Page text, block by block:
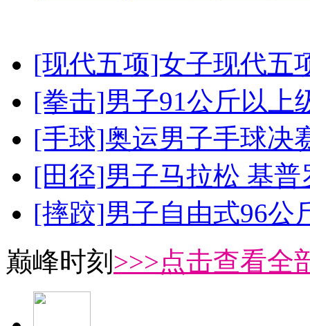
[现代五项]女子现代五
[拳击]男子91公斤以上
[手球]奥运男子手球决
[田径]男子马拉松 基
[摔跤]男子自由式96公
巅峰时刻 >>>点击查看全